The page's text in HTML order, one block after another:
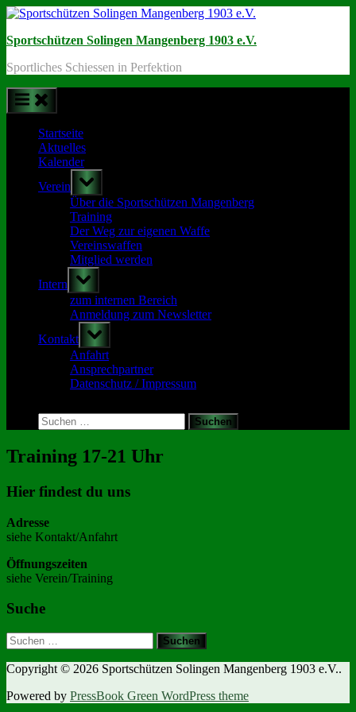
Skip
content
Sportschützen Solingen Mangenberg 1903 e.V.
Sportliches Schiessen in Perfektion
Startseite
Aktuelles
Kalender
Verein
Toggle
sub-
menu
Über die Sportschützen Mangenberg
Training
Der Weg zur eigenen Waffe
Vereinswaffen
Mitglied werden
Intern
Toggle
sub-
menu
zum internen Bereich
Anmeldung zum Newsletter
Kontakt
Toggle
sub-
menu
Anfahrt
Ansprechpartner
Datenschutz / Impressum
search
form
Suchen
nach:
Training 17-21 Uhr
Hier findest du uns
Adresse
siehe Kontakt/Anfahrt
Öffnungszeiten
siehe Verein/Training
Suche
Suchen
nach:
Copyright © 2026 Sportschützen Solingen Mangenberg 1903 e.V..
Powered by PressBook Green WordPress theme